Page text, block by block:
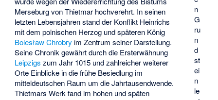
n
G
ru
n
d
st
ei
n
le
Merseburg von Thietmar hochverehrt. In seinen
letzten Lebensjahren stand der Konflikt Heinrichs
mit dem polnischen Herzog und späteren König
Bolesław Chrobry im Zentrum seiner Darstellung.
Seine Chronik gewährt durch die Ersterwähnung
Leipzigs zum Jahr 1015 und zahlreicher weiterer
Orte Einblicke in die frühe Besiedlung im
mitteldeutschen Raum um die Jahrtausendwende.
Thietmars Werk fand im hohen und späten